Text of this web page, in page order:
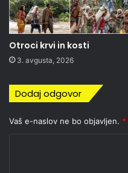
Otroci krvi in kosti
3. avgusta, 2026
Dodaj odgovor
Vaš e-naslov ne bo objavljen. *